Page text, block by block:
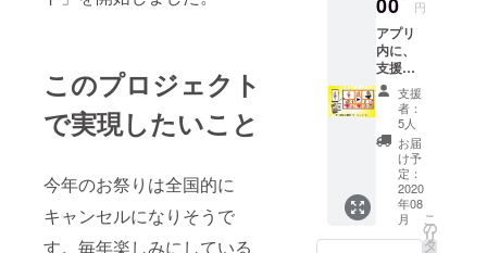
このプロジェクト
で実現したいこと
今年のお祭りは全国的に
キャンセルになりそうで
す。毎年楽しみにしている
つ丁寧に作
られた作品
には、Macの
想いと共
に、見る人
それぞれの
物語が宿り
00 円
アプリ
内に、
支援者
として
お名前
を掲載
できる
権利 ア
プリ内
の「支
援者一
覧ペー
ジ」
支援
者：
5人
お届
け予
定：
2020
年08
月
こ
の
リ
タ